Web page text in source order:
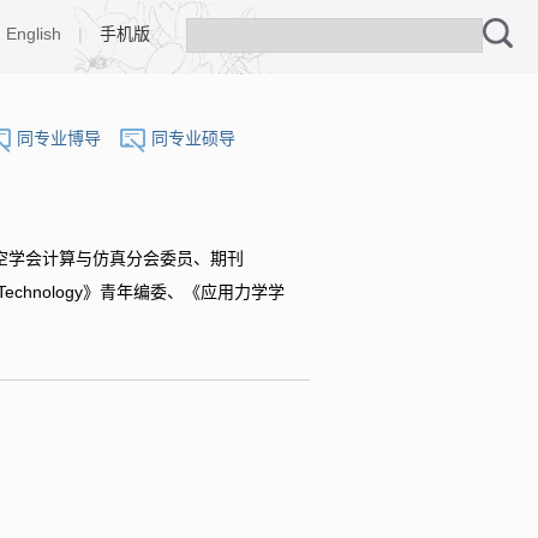
English | 手机版
同专业博导 同专业硕导
会计算与仿真分会委员、期刊
》青年编委、《应用力学学